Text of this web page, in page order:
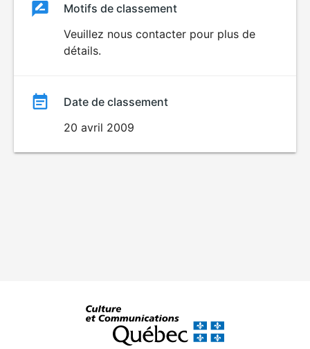
ClassementClassement
Motifs de classement
Veuillez nous contacter pour plus de
détails.
Date de classement
20 avril 2009